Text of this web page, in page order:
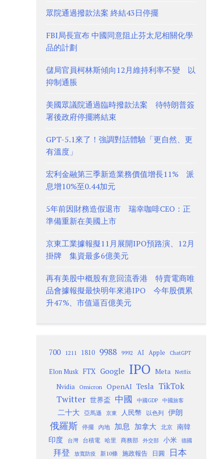
眾院通過撥款法案 終結43日停擺
FBI局長宣布 中國同意阻止芬太尼相關化學
品的計劃
儲局官員柯林斯傾向12月維持利率不變 以
抑制通脹
美國眾議院通過臨時撥款法案 待特朗普簽
署後政府停擺將結束
GPT-5.1來了！強調對話體驗「更自然、更
有溫度」
宏利金融第三季新造業務價值增長11% 派
息增10%至0.44加元
5年前因財務造假退市 瑞幸咖啡CEO：正
準備重新在美國上市
京東工業據報擬11月展開IPO預路演、12月
掛牌 集資最多6億美元
再有美股中概股有意回流香港 特賣電商唯
品會據報擬最快明年來港IPO 今年股價累
升47%、市值逼百億美元
700 1211 1810 9988 9992 AI Apple ChatGPT
Elon Musk FTX Google IPO Meta Netflix
Nvidia Omicron OpenAI Tesla TikTok
Twitter 世界盃 中國 中國GDP 中國旅客
二十大 亞馬遜 京東 人民幣 以色列 伊朗
俄羅斯 停擺 內地 加息 加拿大 北京
南韓
印度
台灣 台積電 哈里 商務部 外交部 小米 德國
拜登 放寬防疫 新10條 施政報告 日圓 日本